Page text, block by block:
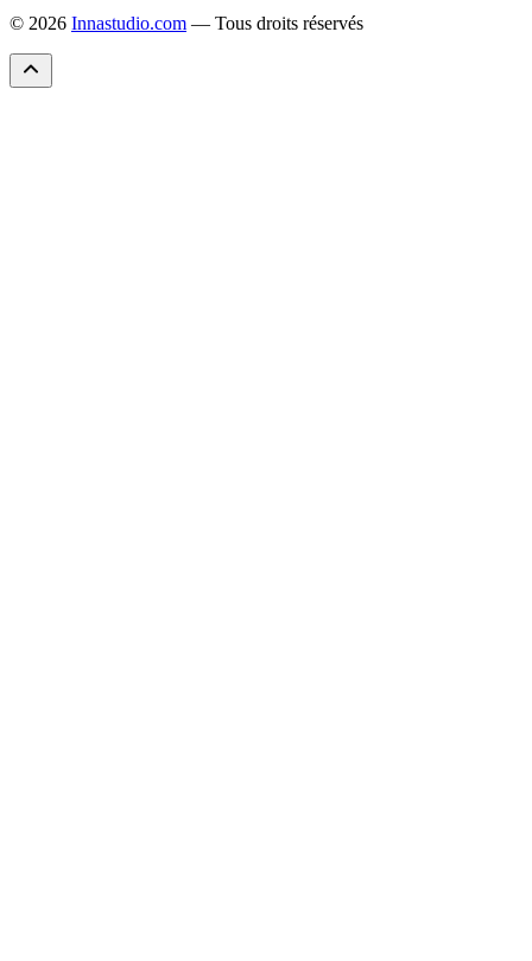
© 2026 Innastudio.com — Tous droits réservés